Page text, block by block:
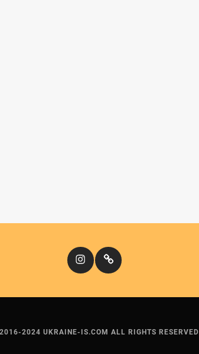
InstagramКіномандри
2024 UKRAINE-IS.COM ALL RIGHTS RESERVED